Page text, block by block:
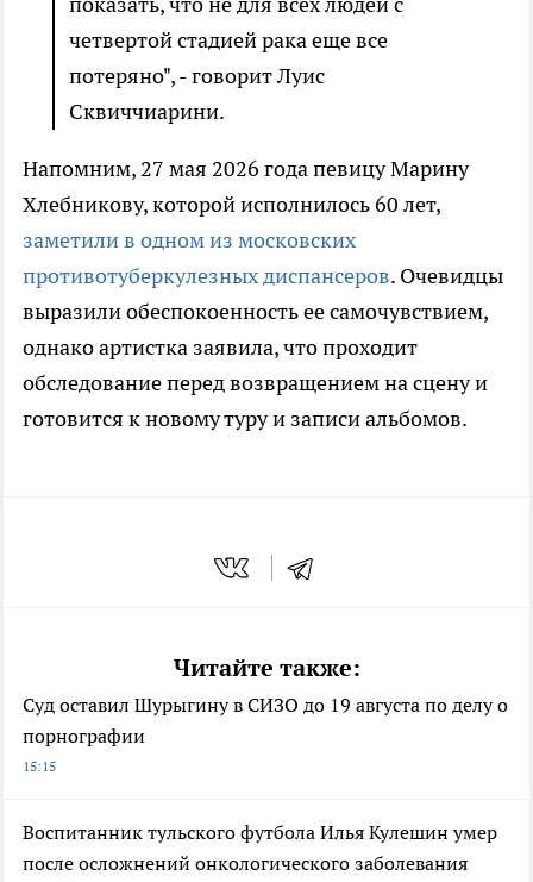
четвертой стадией рака еще все
потеряно", - говорит Луис
Сквиччиарини.
Напомним, 27 мая 2026 года певицу Марину
Хлебникову, которой исполнилось 60 лет,
заметили в одном из московских
противотуберкулезных диспансеров. Очевидцы
выразили обеспокоенность ее самочувствием,
однако артистка заявила, что проходит
обследование перед возвращением на сцену и
готовится к новому туру и записи альбомов.
Читайте также:
Суд оставил Шурыгину в СИЗО до 19 августа по делу о
порнографии
15:15
Воспитанник тульского футбола Илья Кулешин умер
после осложнений онкологического заболевания